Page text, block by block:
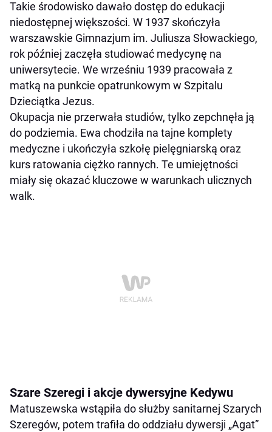
Takie środowisko dawało dostęp do edukacji
niedostępnej większości. W 1937 skończyła
warszawskie Gimnazjum im. Juliusza Słowackiego,
rok później zaczęła studiować medycynę na
uniwersytecie. We wrześniu 1939 pracowała z
matką na punkcie opatrunkowym w Szpitalu
Dzieciątka Jezus.
Okupacja nie przerwała studiów, tylko zepchnęła ją
do podziemia. Ewa chodziła na tajne komplety
medyczne i ukończyła szkołę pielęgniarską oraz
kurs ratowania ciężko rannych. Te umiejętności
miały się okazać kluczowe w warunkach ulicznych
walk.
Szare Szeregi i akcje dywersyjne Kedywu
Matuszewska wstąpiła do służby sanitarnej Szarych
Szeregów, potem trafiła do oddziału dywersji „Agat”